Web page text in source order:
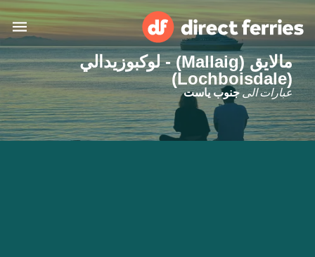
البلدان
تذاكر العبّارة
مالايق (Mallaig) - لوكبوزيدالي
(Lochboisdale)
عبارات الى جنوب ياست